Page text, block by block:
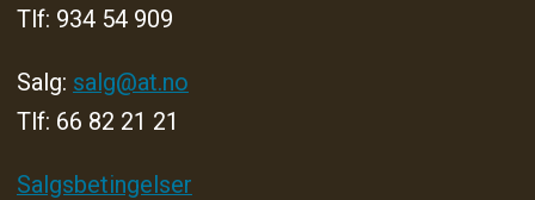
Tlf: 934 54 909
Salg: salg@at.no
Tlf: 66 82 21 21
Salgsbetingelser